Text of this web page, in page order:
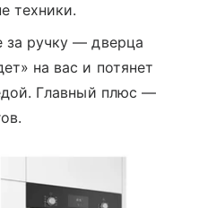
техники.
за ручку — дверца
на вас и потянет
Главный плюс —